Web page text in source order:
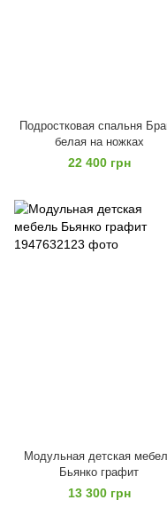
Подростковая спальня
белая на ножках
22 400 грн
Модульная детская
Бьянко графит
13 300 грн